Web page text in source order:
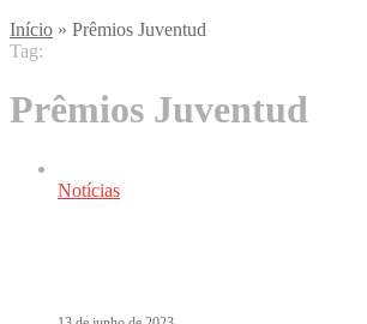
Início » Prêmios Juventud
Tag:
Prêmios Juventud
Notícias